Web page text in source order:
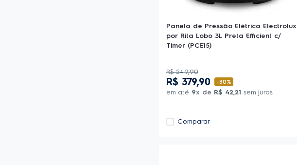
Panela de Pressão Elétrica Electrolux
por Rita Lobo 3L Preta Efficient c/
Timer (PCE15)
R$ 549,90
R$ 379,90 -30%
em até 9x de R$ 42,21 sem juros
Comparar